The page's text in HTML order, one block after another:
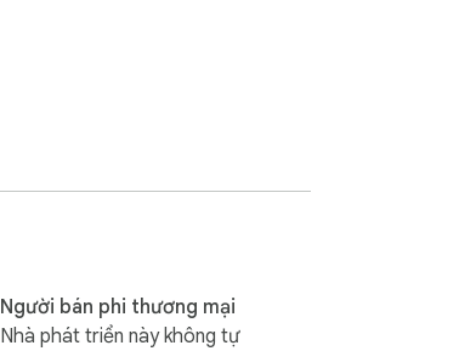
Người bán phi thương mại
Nhà phát triển này không tự